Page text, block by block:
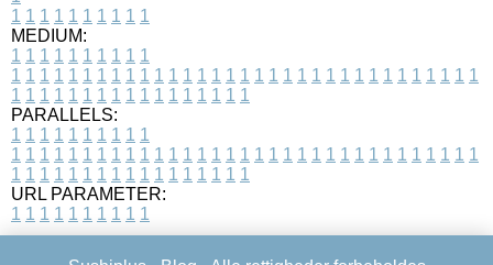
1 1 1 1 1 1 1 1 1 1
MEDIUM:
1 1 1 1 1 1 1 1 1 1
1 1 1 1 1 1 1 1 1 1 1 1 1 1 1 1 1 1 1 1 1 1 1 1 1 1 1 1 1 1 1 1 1
1 1 1 1 1 1 1 1 1 1 1 1 1 1 1 1 1
PARALLELS:
1 1 1 1 1 1 1 1 1 1
1 1 1 1 1 1 1 1 1 1 1 1 1 1 1 1 1 1 1 1 1 1 1 1 1 1 1 1 1 1 1 1 1
1 1 1 1 1 1 1 1 1 1 1 1 1 1 1 1 1
URL PARAMETER:
1 1 1 1 1 1 1 1 1 1